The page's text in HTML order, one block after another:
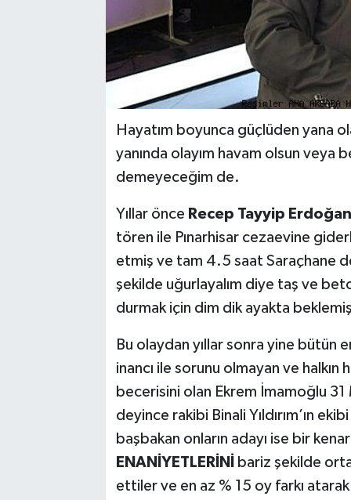
Hayatım boyunca güçlüden yana
yanında olayım havam olsun veya
demeyeceğim de.
Yıllar önce Recep Tayyip Erdoğan
tören ile Pınarhisar cezaevine
etmiş ve tam 4.5 saat Saraçhane
şekilde uğurlayalım diye taş ve
durmak için dim dik ayakta
Bu olaydan yıllar sonra yine bütün
inancı ile sorunu olmayan ve
becerisini olan Ekrem İmamoğlu 31
deyince rakibi Binali Yıldırım’ın
başbakan onların adayı ise bir
ENANİYETLERİNİ
bariz şekilde
ettiler ve en az % 15 oy farkı